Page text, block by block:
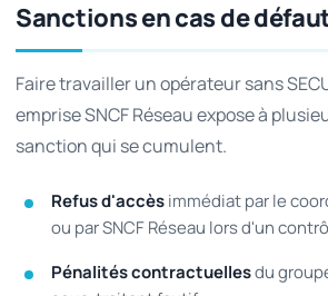
Sanctions en cas de
Faire travailler un opérateur sans
emprise SNCF Réseau expose à
sanction qui se cumulent.
Refus d'accèsimmédiat par le
ou par SNCF Réseau lors d'un
Pénalités contractuellesdu